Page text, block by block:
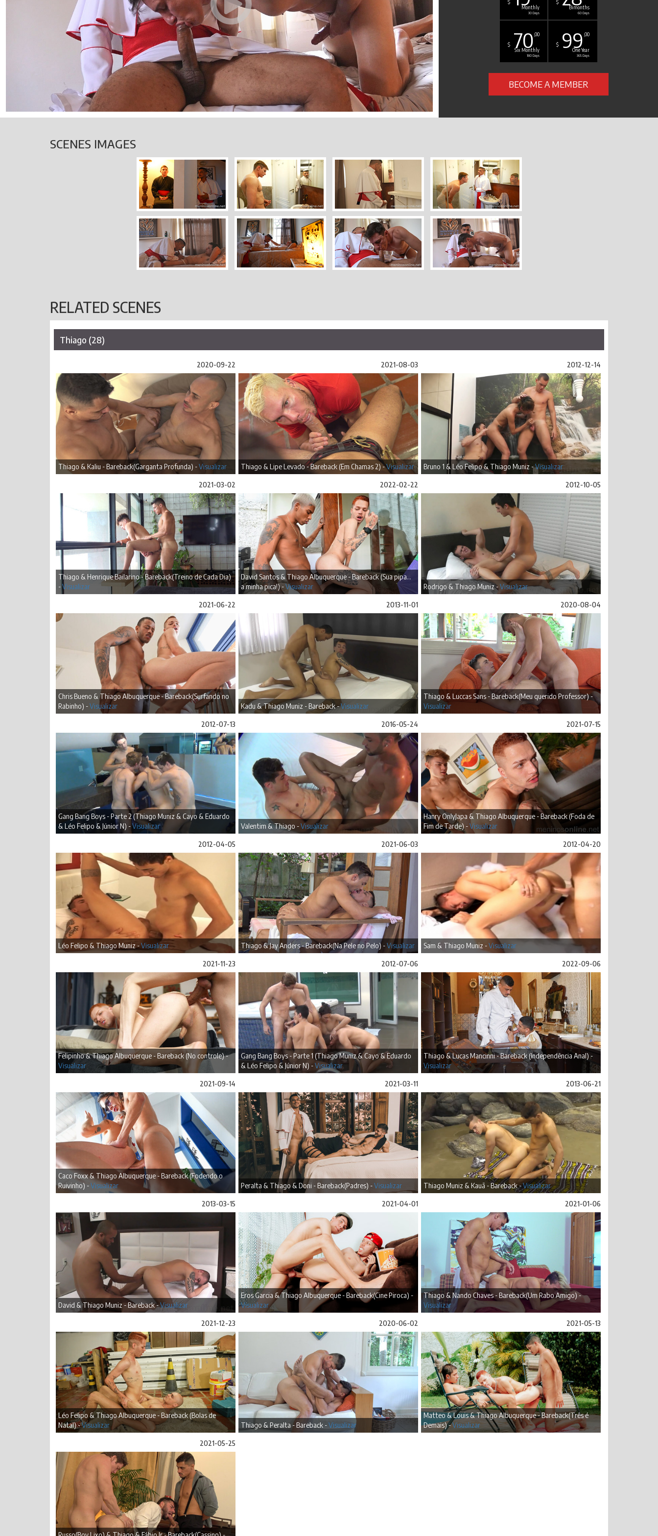
$
Monthly
30 Days
$
Bimonths
60 Days
$ 70 ,00
Six Monthly
180 Days
$ 99 ,00
One Year
365 Days
BECOME A MEMBER
SCENES IMAGES
RELATED SCENES
Thiago (28)
2020-09-22
Thiago & Kaliu - Bareback(Garganta Profunda) -Visualizar
2021-08-03
Thiago & Lipe Levado - Bareback (Em Chamas 2) -Visualizar
2012-12-14
Bruno 1 & Léo Felipo & Thiago Muniz -Visualizar
2021-03-02
Thiago & Henrique Bailarino - Bareback(Treino de Cada Dia)
-Visualizar
2022-02-22
David Santos & Thiago Albuquerque - Bareback (Sua pipa...
a minha pica!) -Visualizar
2012-10-05
Rodrigo & Thiago Muniz -Visualizar
2021-06-22
Chris Bueno & Thiago Albuquerque - Bareback(Surfando no
Rabinho) -Visualizar
2013-11-01
Kadu & Thiago Muniz - Bareback -Visualizar
2020-08-04
Thiago & Luccas Sans - Bareback(Meu querido Professor) -
Visualizar
2012-07-13
Gang Bang Boys - Parte 2 (Thiago Muniz & Cayo & Eduardo
& Léo Felipo & Júnior N) -Visualizar
2016-05-24
Valentim & Thiago -Visualizar
2021-07-15
Hanry OnlyJapa & Thiago Albuquerque - Bareback (Foda de
Fim de Tarde) -Visualizar
2012-04-05
Léo Felipo & Thiago Muniz -Visualizar
2021-06-03
Thiago & Jay Anders - Bareback(Na Pele no Pelo) -Visualizar
2012-04-20
Sam & Thiago Muniz -Visualizar
2021-11-23
Felipinho & Thiago Albuquerque - Bareback (No controle) -
Visualizar
2012-07-06
Gang Bang Boys - Parte 1 (Thiago Muniz & Cayo & Eduardo
& Léo Felipo & Júnior N) -Visualizar
2022-09-06
Thiago & Lucas Mancinni - Bareback (Independência Anal) -
Visualizar
2021-09-14
Caco Foxx & Thiago Albuquerque - Bareback (Fodendo o
Ruivinho) -Visualizar
2021-03-11
Peralta & Thiago & Doni - Bareback(Padres) -Visualizar
2013-06-21
Thiago Muniz & Kauã - Bareback -Visualizar
2013-03-15
David & Thiago Muniz - Bareback -Visualizar
2021-04-01
Eros Garcia & Thiago Albuquerque - Bareback(Cine Piroca) -
Visualizar
2021-01-06
Thiago & Nando Chaves - Bareback(Um Rabo Amigo) -
Visualizar
2021-12-23
Léo Felipo & Thiago Albuquerque - Bareback (Bolas de
Natal) -Visualizar
2020-06-02
Thiago & Peralta - Bareback -Visualizar
2021-05-13
Matteo & Louis & Thiago Albuquerque - Bareback(Três é
Demais) -Visualizar
2021-05-25